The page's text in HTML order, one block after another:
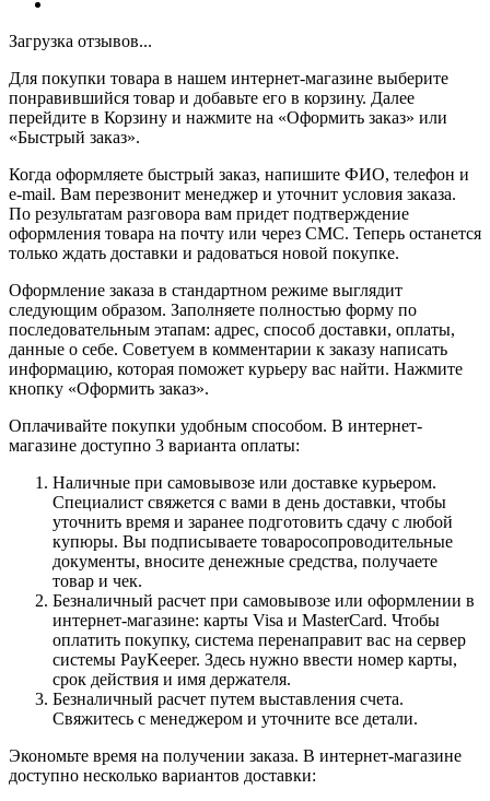
Загрузка отзывов...
Для покупки товара в нашем интернет-магазине выберите
понравившийся товар и добавьте его в корзину. Далее
перейдите в Корзину и нажмите на «Оформить заказ» или
«Быстрый заказ».
Когда оформляете быстрый заказ, напишите ФИО, телефон и
e-mail. Вам перезвонит менеджер и уточнит условия заказа.
По результатам разговора вам придет подтверждение
оформления товара на почту или через СМС. Теперь останется
только ждать доставки и радоваться новой покупке.
Оформление заказа в стандартном режиме выглядит
следующим образом. Заполняете полностью форму по
последовательным этапам: адрес, способ доставки, оплаты,
данные о себе. Советуем в комментарии к заказу написать
информацию, которая поможет курьеру вас найти. Нажмите
кнопку «Оформить заказ».
Оплачивайте покупки удобным способом. В интернет-
магазине доступно 3 варианта оплаты:
Наличные при самовывозе или доставке курьером.
Специалист свяжется с вами в день доставки, чтобы
уточнить время и заранее подготовить сдачу с любой
купюры. Вы подписываете товаросопроводительные
документы, вносите денежные средства, получаете
товар и чек.
Безналичный расчет при самовывозе или оформлении в
интернет-магазине: карты Visa и MasterCard. Чтобы
оплатить покупку, система перенаправит вас на сервер
системы PayKeeper. Здесь нужно ввести номер карты,
срок действия и имя держателя.
Безналичный расчет путем выставления счета.
Свяжитесь с менеджером и уточните все детали.
Экономьте время на получении заказа. В интернет-магазине
доступно несколько вариантов доставки: